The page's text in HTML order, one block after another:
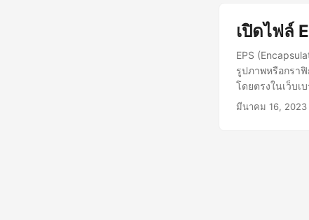
เปิดไฟล์
EPS
รูปภาพหรือกรา
โดยตรงในเว็บ
มีนาคม 16, 2023